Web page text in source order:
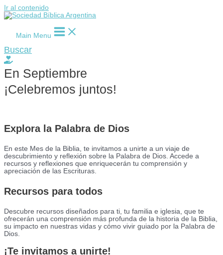
Ir al contenido
Main Menu
Buscar
En Septiembre
¡Celebremos juntos!
Explora la Palabra de Dios
En este Mes de la Biblia, te invitamos a unirte a un viaje de
descubrimiento y reflexión sobre la Palabra de Dios. Accede a
recursos y reflexiones que enriquecerán tu comprensión y
apreciación de las Escrituras.
Recursos para todos
Descubre recursos diseñados para ti, tu familia e iglesia, que te
ofrecerán una comprensión más profunda de la historia de la Biblia,
su impacto en nuestras vidas y cómo vivir guiado por la Palabra de
Dios.
¡Te invitamos a unirte!